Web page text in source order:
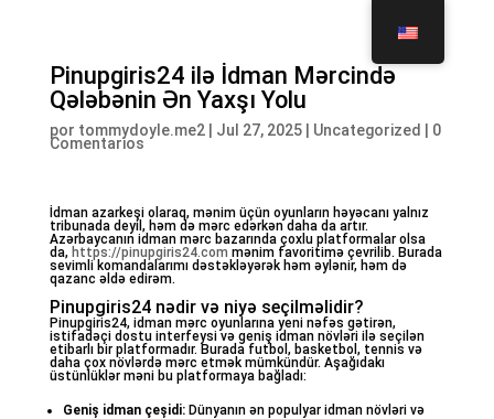
Pinupgiris24 ilə İdman Mərcində
Qələbənin Ən Yaxşı Yolu
por tommydoyle.me2| Jul 27, 2025| Uncategorized 0
Comentarios
İdman azarkeşi olaraq, mənim üçün oyunların həyəcanı yalnız
tribunada deyil, həm də mərc edərkən daha da artır.
Azərbaycanın idman mərc bazarında çoxlu platformalar olsa
da, https://pinupgiris24.com mənim favoritimə çevrilib. Burada
sevimli komandalarımı dəstəkləyərək həm əylənir, həm də
qazanc əldə edirəm.
Pinupgiris24 nədir və niyə seçilməlidir?
Pinupgiris24, idman mərc oyunlarına yeni nəfəs gətirən,
istifadəçi dostu interfeysi və geniş idman növləri ilə seçilən
etibarlı bir platformadır. Burada futbol, basketbol, tennis və
daha çox növlərdə mərc etmək mümkündür. Aşağıdakı
üstünlüklər məni bu platformaya bağladı:
Geniş idman çeşidi:Dünyanın ən populyar idman növləri və